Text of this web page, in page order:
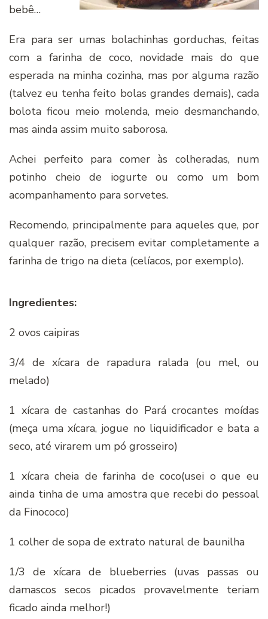
bebê…
Era para ser umas bolachinhas gorduchas, feitas
com a farinha de coco, novidade mais do que
esperada na minha cozinha, mas por alguma razão
(talvez eu tenha feito bolas grandes demais), cada
bolota ficou meio molenda, meio desmanchando,
mas ainda assim muito saborosa.
Achei perfeito para comer às colheradas, num
potinho cheio de iogurte ou como um bom
acompanhamento para sorvetes.
Recomendo, principalmente para aqueles que, por
qualquer razão, precisem evitar completamente a
farinha de trigo na dieta (celíacos, por exemplo).
Ingredientes:
2 ovos caipiras
3/4 de xícara de rapadura ralada (ou mel, ou
melado)
1 xícara de castanhas do Pará crocantes moídas
(meça uma xícara, jogue no liquidificador e bata a
seco, até virarem um pó grosseiro)
1 xícara cheia de farinha de coco(usei o que eu
ainda tinha de uma amostra que recebi do pessoal
da Finococo)
1 colher de sopa de extrato natural de baunilha
1/3 de xícara de blueberries (uvas passas ou
damascos secos picados provavelmente teriam
ficado ainda melhor!)